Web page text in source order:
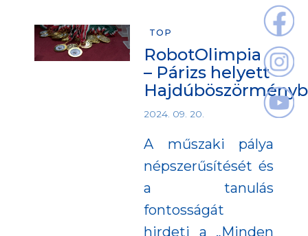
TOP
RobotOlimpia
– Párizs helyett
2024. 09. 20.
A műszaki pálya
népszerűsítését és
a tanulás
fontosságát
hirdeti a „Minden